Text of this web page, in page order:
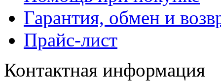
Гарантия, обмен и
Прайс-лист
Контактная информация